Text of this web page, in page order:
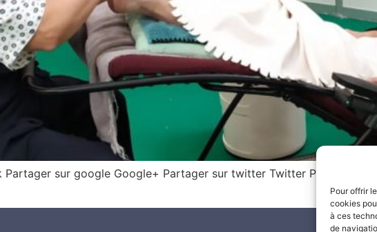
Pour offrir
cookies
à ces
de
sur google Google+ Partager sur twitter Twitter Partager